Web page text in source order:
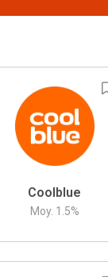
Coolblue
Moy. 1.5%